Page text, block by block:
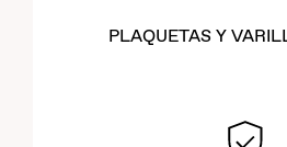
PLAQUETAS Y